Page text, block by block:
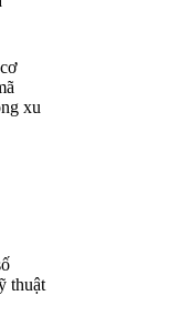
xu
thuật